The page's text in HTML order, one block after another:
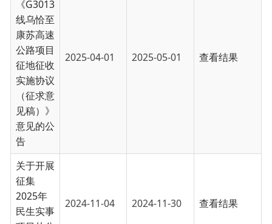
项目的公
告
关于公开
征求《乌
恰县公租
房管理办
法（草
案）》意
见建议的
公告
关于《乌
恰县农业
水价综合
改革精准
补贴和节